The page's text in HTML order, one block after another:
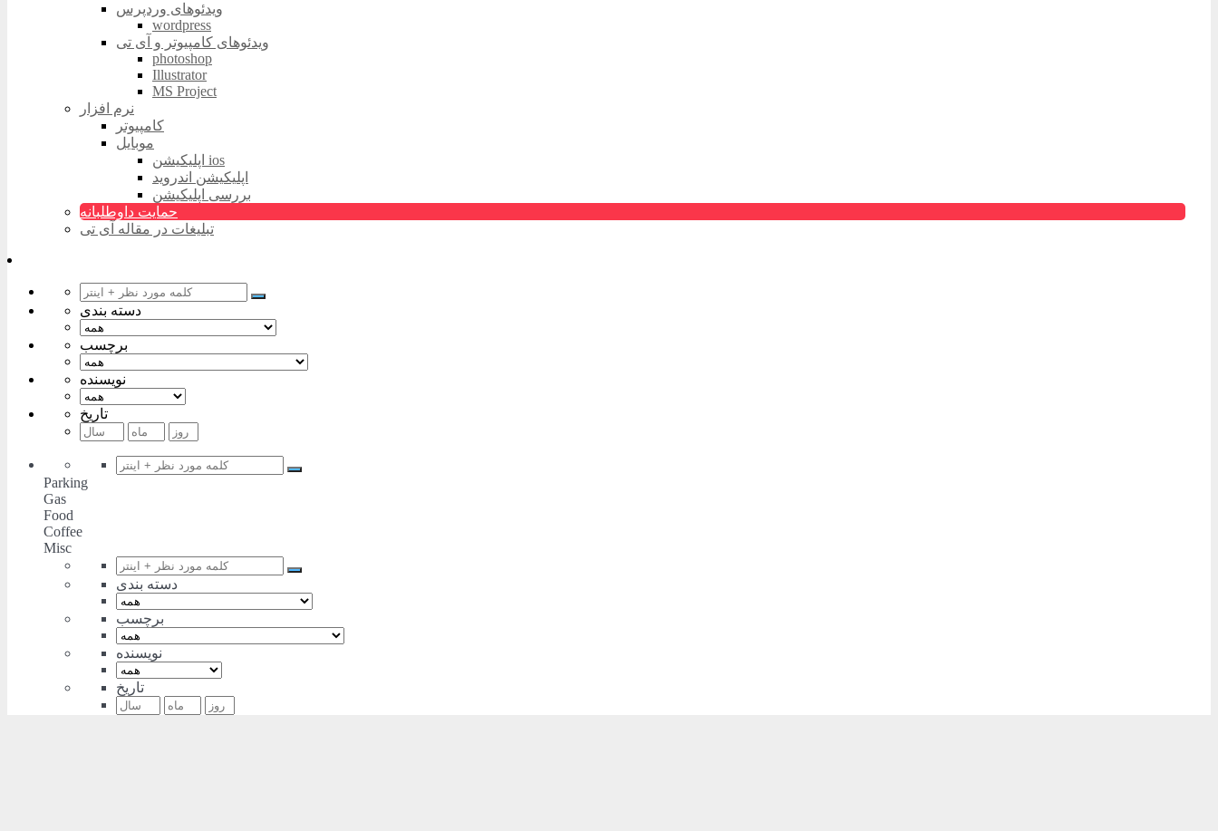
ویدئوهای وردپرس
wordpress
ویدئوهای کامپیوتر و آی تی
photoshop
Illustrator
MS Project
نرم افزار
کامپیوتر
موبایل
اپلیکیشن ios
اپلیکیشن اندروید
بررسی اپلیکیشن
حمایت داوطلبانه
تبلیغات در مقاله آی تی
دسته بندی
برچسب
نویسنده
تاریخ
Parking
Gas
Food
Coffee
Misc
دسته بندی
برچسب
نویسنده
تاریخ